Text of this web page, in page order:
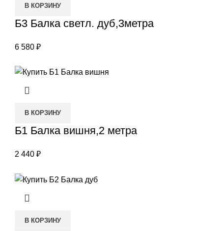
В КОРЗИНУ
Б3 Балка светл. дуб,3метра
6 580 ₽
В КОРЗИНУ
Б1 Балка вишня,2 метра
2 440 ₽
В КОРЗИНУ